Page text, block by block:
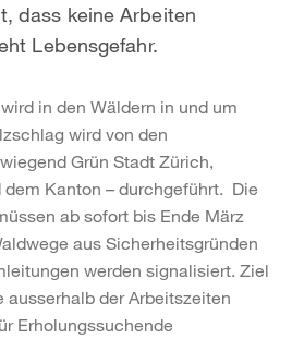
dass keine Arbeiten
Lebensgefahr.
in den Wäldern in und um
wird von den
Grün Stadt Zürich,
Kanton – durchgeführt. Die
ab sofort bis Ende März
aus Sicherheitsgründen
werden signalisiert. Ziel
ausserhalb der Arbeitszeiten
Erholungssuchende